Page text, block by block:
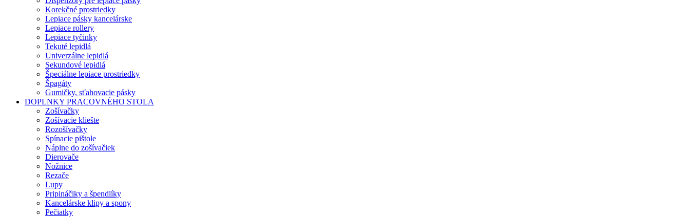
Korekčné prostriedky
Lepiace pásky kancelárske
Lepiace rollery
Lepiace tyčinky
Tekuté lepidlá
Univerzálne lepidlá
Sekundové lepidlá
Špeciálne lepiace prostriedky
Špagáty
Gumičky, sťahovacie pásky
DOPLNKY PRACOVNÉHO STOLA
Zošívačky
Zošívacie kliešte
Rozošívačky
Spínacie pištole
Náplne do zošívačiek
Dierovače
Nožnice
Rezače
Lupy
Pripináčiky a špendlíky
Kancelárske klipy a spony
Pečiatky